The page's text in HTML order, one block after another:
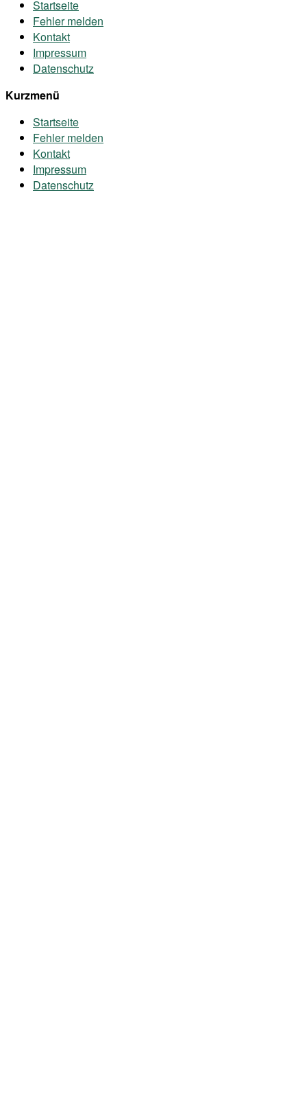
Startseite
Fehler melden
Kontakt
Impressum
Datenschutz
Kurzmenü
Startseite
Fehler melden
Kontakt
Impressum
Datenschutz